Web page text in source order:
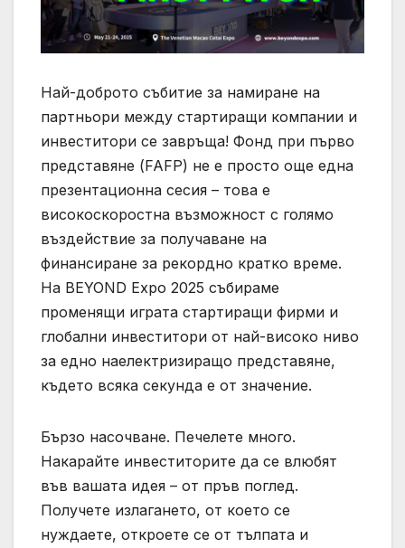
Най-доброто събитие за намиране на
партньори между стартиращи компании и
инвеститори се завръща! Фонд при първо
представяне (FAFP) не е просто още една
презентационна сесия – това е
високоскоростна възможност с голямо
въздействие за получаване на
финансиране за рекордно кратко време.
На BEYOND Expo 2025 събираме
променящи играта стартиращи фирми и
глобални инвеститори от най-високо ниво
за едно наелектризиращо представяне,
където всяка секунда е от значение.
Бързо насочване. Печелете много.
Накарайте инвеститорите да се влюбят
във вашата идея – от пръв поглед.
Получете излагането, от което се
нуждаете, откроете се от тълпата и